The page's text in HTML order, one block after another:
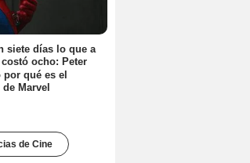
siete días lo que a
ocho: Peter
por qué es el
Marvel
de Cine